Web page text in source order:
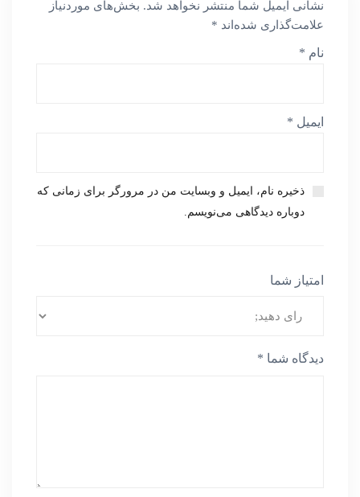
نشانی ایمیل شما منتشر نخواهد شد. بخش‌های موردنیاز
علامت‌گذاری شده‌اند *
نام *
ایمیل *
ذخیره نام، ایمیل و وبسایت من در مرورگر برای زمانی که
دوباره دیدگاهی می‌نویسم.
امتیاز شما
دیدگاه شما *